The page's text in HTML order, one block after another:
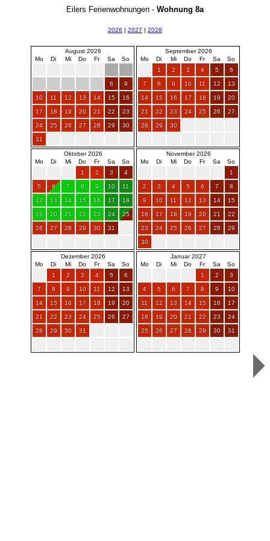
Eilers Ferienwohnungen - Wohnung 8a
2026 | 2027 | 2028
August 2026
Mo
Di Mi Do Fr Sa So
8 9
10 11 12 13 14 15 16
17 18 19 20 21 22 23
24 25 26 27 28 29 30
31
September 2026
Mo
Di Mi Do Fr Sa
So
1
2 3 4 5 6
7 8 9 10 11 12 13
14 15 16 17 18 19 20
21 22 23 24 25 26 27
28 29 30
Oktober 2026
Mo
Di Mi Do Fr Sa
So
1
2 3 4
5 6 7 8 9 10 11
12 13 14 15 16 17 18
19 20 21 22 23 24 25
26 27 28 29 30 31
November 2026
Mo
Di Mi Do Fr Sa
So
1
2 3 4 5 6 7 8
9 10 11 12 13 14 15
16 17 18 19 20 21 22
23 24 25 26 27 28 29
30
Dezember 2026
Mo
Di Mi Do Fr Sa
So
1
2 3 4 5 6
7 8 9 10 11 12 13
14 15 16 17 18 19 20
21 22 23 24 25 26 27
28 29 30 31
Januar 2027
Mo
Di Mi Do Fr Sa
So
1
2 3
4 5 6 7 8 9 10
11 12 13 14 15 16 17
18 19 20 21 22 23 24
25 26 27 28 29 30 31